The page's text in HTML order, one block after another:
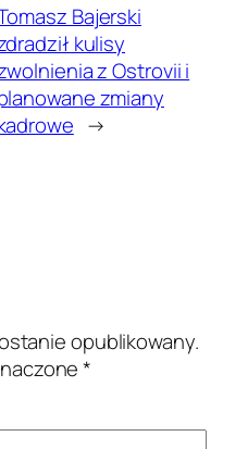
Bajerski
kulisy
z Ostrovii i
zmiany
→
opublikowany.
*